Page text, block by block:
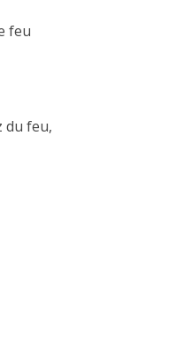
feu
du feu,